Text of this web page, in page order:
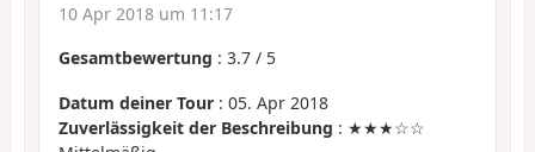
10 Apr 2018 um 11:17
Gesamtbewertung : 3.7 / 5
Datum deiner Tour : 05. Apr 2018
Zuverlässigkeit der Beschreibung : ★★★☆☆